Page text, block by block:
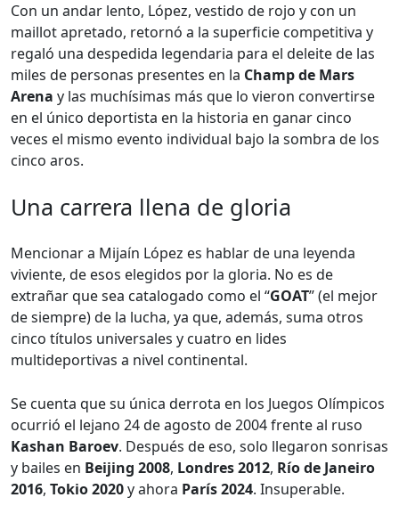
Con un andar lento, López, vestido de rojo y con un
maillot apretado, retornó a la superficie competitiva y
regaló una despedida legendaria para el deleite de las
miles de personas presentes en la Champ de Mars
Arena y las muchísimas más que lo vieron convertirse
en el único deportista en la historia en ganar cinco
veces el mismo evento individual bajo la sombra de los
cinco aros.
Una carrera llena de gloria
Mencionar a Mijaín López es hablar de una leyenda
viviente, de esos elegidos por la gloria. No es de
extrañar que sea catalogado como el “GOAT” (el mejor
de siempre) de la lucha, ya que, además, suma otros
cinco títulos universales y cuatro en lides
multideportivas a nivel continental.
Se cuenta que su única derrota en los Juegos Olímpicos
ocurrió el lejano 24 de agosto de 2004 frente al ruso
Kashan Baroev. Después de eso, solo llegaron sonrisas
y bailes en Beijing 2008, Londres 2012, Río de Janeiro
2016, Tokio 2020y ahora París 2024. Insuperable.